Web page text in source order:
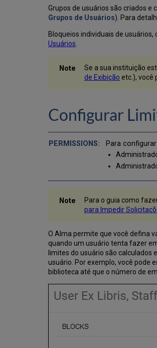
Grupos de usuários são criados e
Grupos de Usuários). Para
Bloqueios individuais de
Usuários.
Se a sua instituição
de Exibição etc.), você
Configurar
Para
Para o guia como
para Impedir
O Alma permite que você defina
quando um usuário tenta fazer
limites do usuário são
usuário. Por exemplo, você pode
biblioteca até que o número de